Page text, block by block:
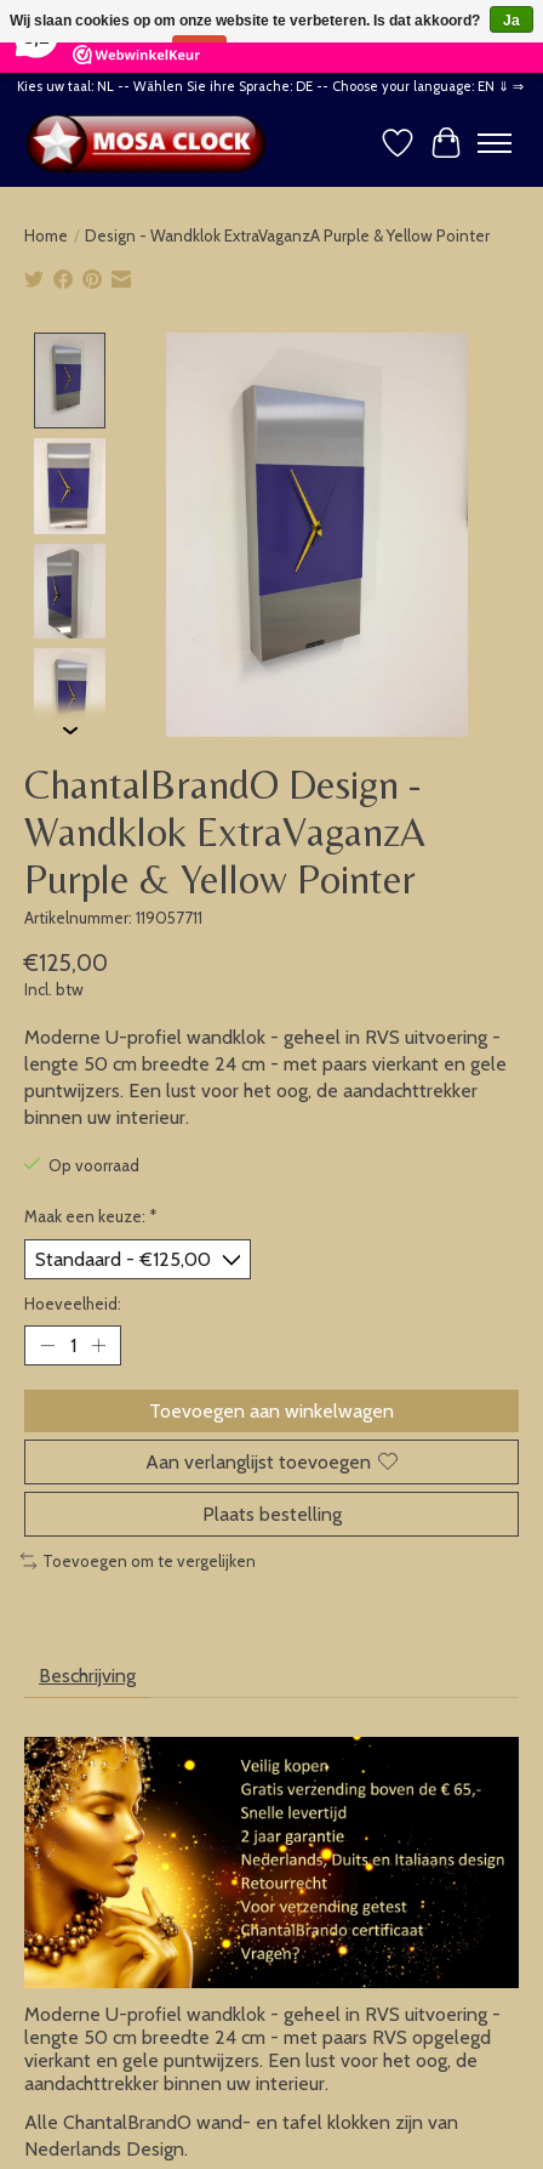
164 Reviews ×
Kies uw taal: NL -- Wählen Sie ihre Sprache: DE -- Choose your language: EN ⇓ ⇒
Verlanglijst
Home / Design - Wandklok ExtraVaganzA Purple & Yellow Pointer
ChantalBrandO Design -
Wandklok ExtraVaganzA
Purple & Yellow Pointer
Artikelnummer: 119057711
€125,00
Incl. btw
Moderne U-profiel wandklok - geheel in RVS uitvoering -
lengte 50 cm breedte 24 cm - met paars vierkant en gele
puntwijzers. Een lust voor het oog, de aandachttrekker
binnen uw interieur.
Op voorraad
Maak een keuze: *
Hoeveelheid:
Toevoegen aan winkelwagen
Aan verlanglijst toevoegen
Plaats bestelling
Toevoegen om te vergelijken
Beschrijving
Moderne U-profiel wandklok - geheel in RVS uitvoering -
lengte 50 cm breedte 24 cm - met paars RVS opgelegd
vierkant en gele puntwijzers. Een lust voor het oog, de
aandachttrekker binnen uw interieur.
Alle ChantalBrandO wand- en tafel klokken zijn van
Nederlands Design.
Wij slaan cookies op om onze website te verbeteren. Is dat akkoord?
Ja
Nee